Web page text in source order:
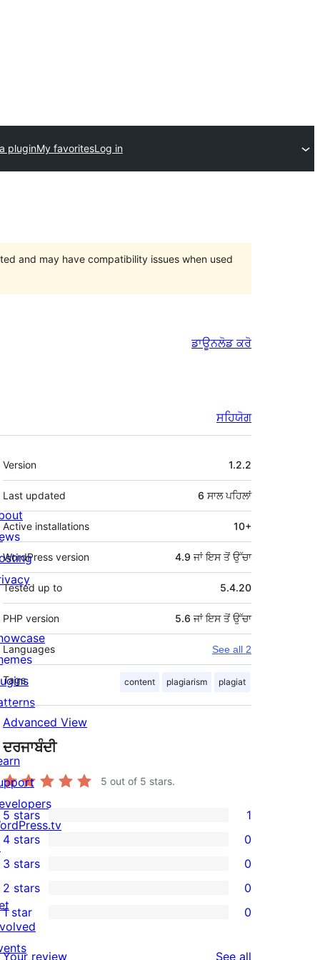
pluginMy favoritesLog in
and may have compatibility issues when used
ਡਾਊਨਲੋਡ ਕਰੋ
ਸਹਿਯੋਗ
ਮੈਟਾ
Version 1.2.2
Last updated 6 ਸਾਲਪਹਿਲਾਂ
Active installations 10+
WordPress version 4.9 ਜਾਂ ਇਸ ਤੋਂ ਉੱਚਾ
Tested up to 5.4.20
PHP version 5.6 ਜਾਂ ਇਸ ਤੋਂ ਉੱਚਾ
Languages See all 2
Tags content plagiarism plagiat
Advanced View
ਦਰਜਾਬੰਦੀ
5 out of 5 stars.
1
5-
star
review
5 stars 1
4-
star
reviews
4 stars 0
0
3-
star
3 stars 0
2-
2 stars 0
0
1-
1 star 0
Your review See all